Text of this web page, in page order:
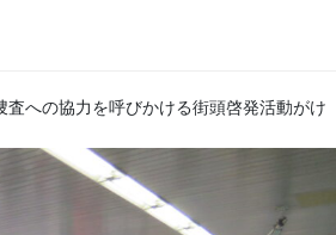
への協力を呼びかける街頭啓発活動がけ